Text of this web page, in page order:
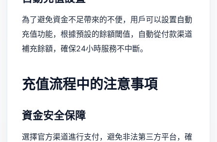
為了避免資金不足帶來的不便，用戶可以設置自動
充值功能，根據預設的餘額閾值，自動從付款渠道
補充餘額，確保24小時服務不中斷。
充值流程中的注意事項
資金安全保障
選擇官方渠道進行支付，避免非法第三方平台，確